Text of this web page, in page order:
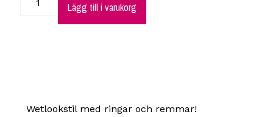
Lägg till i varukorg
Wetlookstil med ringar och remmar!